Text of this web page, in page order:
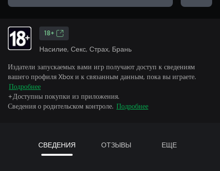
18+
Насилие, Секс, Страх, Брань
Издатели запускаемых вами игр получают доступ к сведениям
вашего профиля Xbox и к связанным данным, пока вы играете.
Подробнее
+Доступны покупки из приложения.
Сведения о родительском контроле. Подробнее
СВЕДЕНИЯ ОТЗЫВЫ ЕЩЕ